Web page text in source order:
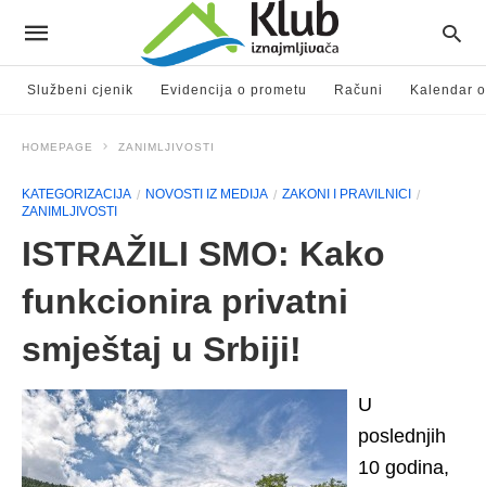
Službeni cjenik Evidencija o prometu Računi Kalendar
HOMEPAGE ZANIMLJIVOSTI
KATEGORIZACIJA NOVOSTI IZ MEDIJA
ZAKONI I PRAVILNICI
ZANIMLJIVOSTI
ISTRAŽILI SMO: Kako
funkcionira privatni
smještaj u Srbiji!
U
poslednjih
10 godina,